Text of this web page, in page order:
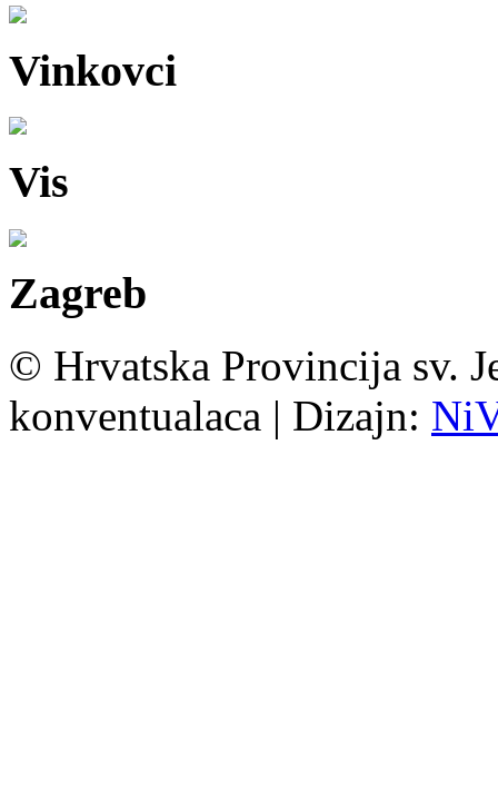
Vinkovci
Vis
Zagreb
© Hrvatska Provincija sv.
konventualaca | Dizajn: